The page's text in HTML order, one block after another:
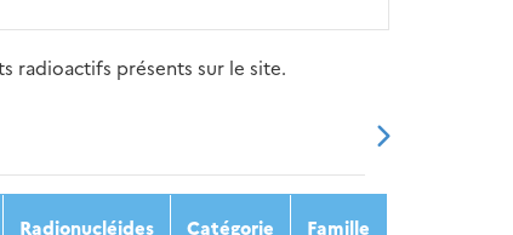
radioactifs présents sur le site.
2021 2022 2023
Radionucléides Catégorie Famille